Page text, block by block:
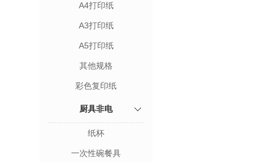
A4打印纸
A3打印纸
A5打印纸
其他规格
彩色复印纸
厨具非电
纸杯
一次性碗餐具